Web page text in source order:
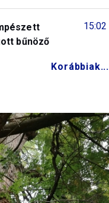
15:02
bűnöző
Korábbiak...